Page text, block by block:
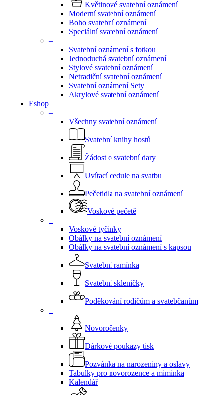
Květinové svatební oznámení
Moderní svatební oznámení
Boho svatební oznámení
Speciální svatební oznámení
–
Svatební oznámení s fotkou
Jednoduchá svatební oznámení
Stylové svatební oznámení
Netradiční svatební oznámení
Svatební oznámení Sety
Akrylové svatební oznámení
Eshop
–
Všechny svatební oznámení
Svatební knihy hostů
Žádost o svatební dary
Uvítací cedule na svatbu
Pečetidla na svatební oznámení
Voskové pečetě
–
Voskové tyčinky
Obálky na svatební oznámení
Obálky na svatební oznámení s kapsou
Svatební ramínka
Svatební skleničky
Poděkování rodičům a svatebčanům
–
Novoročenky
Dárkové poukazy tisk
Pozvánka na narozeniny a oslavy
Tabulky pro novorozence a miminka
Kalendář